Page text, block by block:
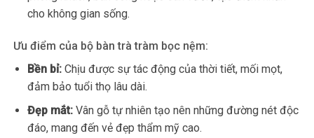
cho không gian sống.
Ưu điểm của bộ bàn trà tràm bọc nệm:
Bền bỉ: Chịu được sự tác động của thời tiết, mối mọt,
đảm bảo tuổi thọ lâu dài.
Đẹp mắt: Vân gỗ tự nhiên tạo nên những đường nét độc
đáo, mang đến vẻ đẹp thẩm mỹ cao.